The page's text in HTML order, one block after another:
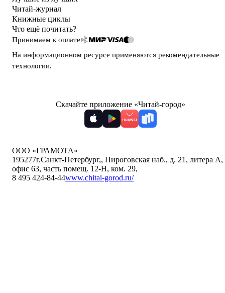
Читай-журнал
Книжные циклы
Что ещё почитать?
Принимаем к оплате
На информационном ресурсе применяются рекомендательные
технологии.
Скачайте приложение «Читай-город»
ООО «ГРАМОТА»
195277г.Санкт-Петербург,, Пироговская наб., д. 21, литера А,
офис 63, часть помещ. 12-Н, ком. 29,
8 495 424-84-44www.chitai-gorod.ru/